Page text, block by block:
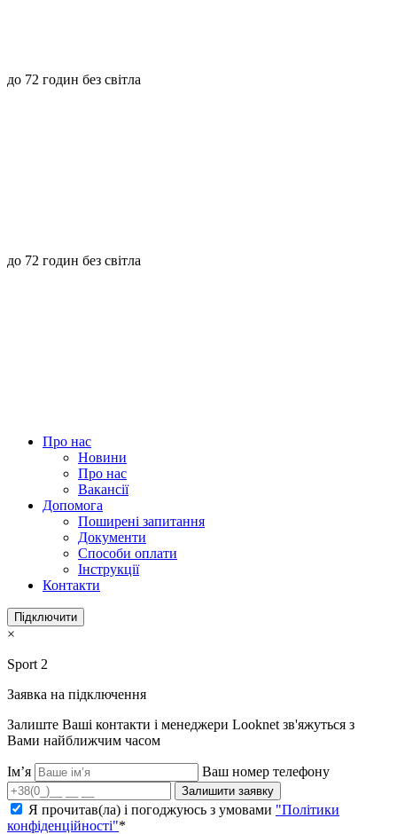
до 72 годин без світла
до 72 годин без світла
Про нас
Новини
Про нас
Вакансії
Допомога
Поширені запитання
Документи
Способи оплати
Інструкції
Контакти
Підключити
×
Sport 2
Заявка на підключення
Залиште Ваші контакти і менеджери Looknet зв'яжуться з
Вами найближчим часом
Ім’я Ваш номер телефону
Залишити заявку
Я прочитав(ла) і погоджуюсь з умовами "Політики
конфіденційності"*